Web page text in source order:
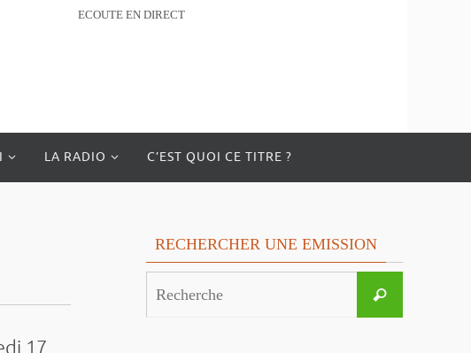
ECOUTE EN DIRECT
LA RADIO C’EST QUOI CE TITRE ?
RECHERCHER UNE EMISSION
Recherche